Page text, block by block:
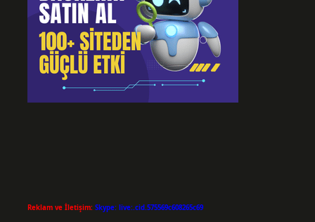
Reklam ve İletişim: Skype: live:.cid.575569c608265c69